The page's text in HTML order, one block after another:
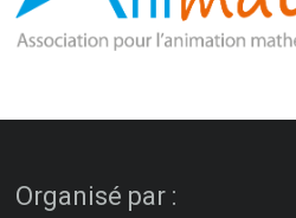
Organisé par :